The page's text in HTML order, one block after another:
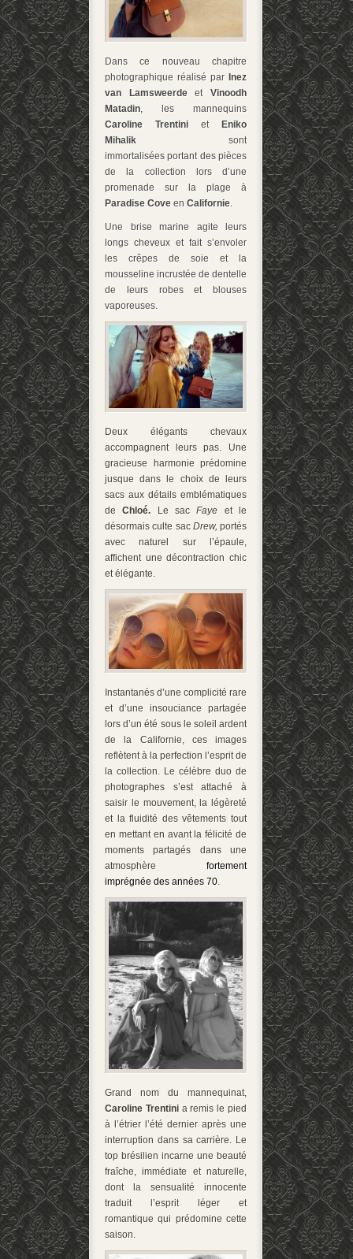
Dans ce nouveau chapitre
photographique réalisé par Inez
van LamsweerdeetVinoodh
Matadin, les mannequins
Caroline Trentini et
Eniko
Mihalik sont
immortalisées portant des pièces
de la collection lors d’une
promenade sur la plage à
Paradise Cove en Californie.
Une brise marine agite leurs
longs cheveux et fait s’envoler
les crêpes de soie et la
mousseline incrustée de dentelle
de leurs robes et blouses
vaporeuses.
Deux élégants chevaux
accompagnent leurs pas. Une
gracieuse harmonie prédomine
jusque dans le choix de leurs
sacs aux détails emblématiques
deChloé. Le sacFaye et le
désormais culte sac Drew, portés
avec naturel sur l’épaule,
affichent une décontraction chic
et élégante.
Instantanés d’une complicité rare
et d’une insouciance partagée
lors d’un été sous le soleil ardent
de la Californie, ces images
reflètent à la perfection l’esprit de
la collection. Le célèbre duo de
photographes s’est attaché à
saisir le mouvement, la légèreté
et la fluidité des vêtements tout
en mettant en avant la félicité de
moments partagés dans une
atmosphère fortement
imprégnée des années 70.
Grand nom du mannequinat,
Caroline Trentinia remis le pied
à l’étrier l’été dernier après une
interruption dans sa carrière. Le
top brésilien incarne une beauté
fraîche, immédiate et naturelle,
dont la sensualité innocente
traduit l’esprit léger et
romantique qui prédomine cette
saison.